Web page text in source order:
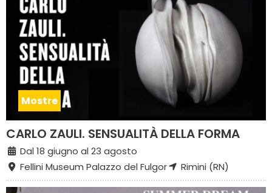
Mostre
CARLO ZAULI. SENSUALITÀ DELLA FORMA
Dal 18 giugno al 23 agosto
Fellini Museum Palazzo del Fulgor
Rimini (RN)